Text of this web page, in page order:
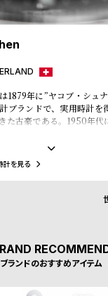
1879年に”ヤコブ・シュ
ブランドで、実用時計を
た古豪である。1950年代
境下の使用にも耐えうる
たるものとした。その後
備えたクロノグラフ『ク
続けるかと思われたが、
け、1980年代に1度はその
ナーである“レミ・シャブ
かつての趣をそのままに
を見る
ブランドのおすすめアイテム